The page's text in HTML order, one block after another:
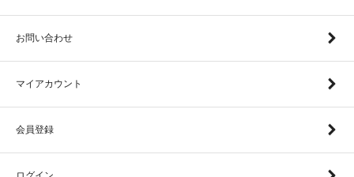
お問い合わせ
マイアカウント
会員登録